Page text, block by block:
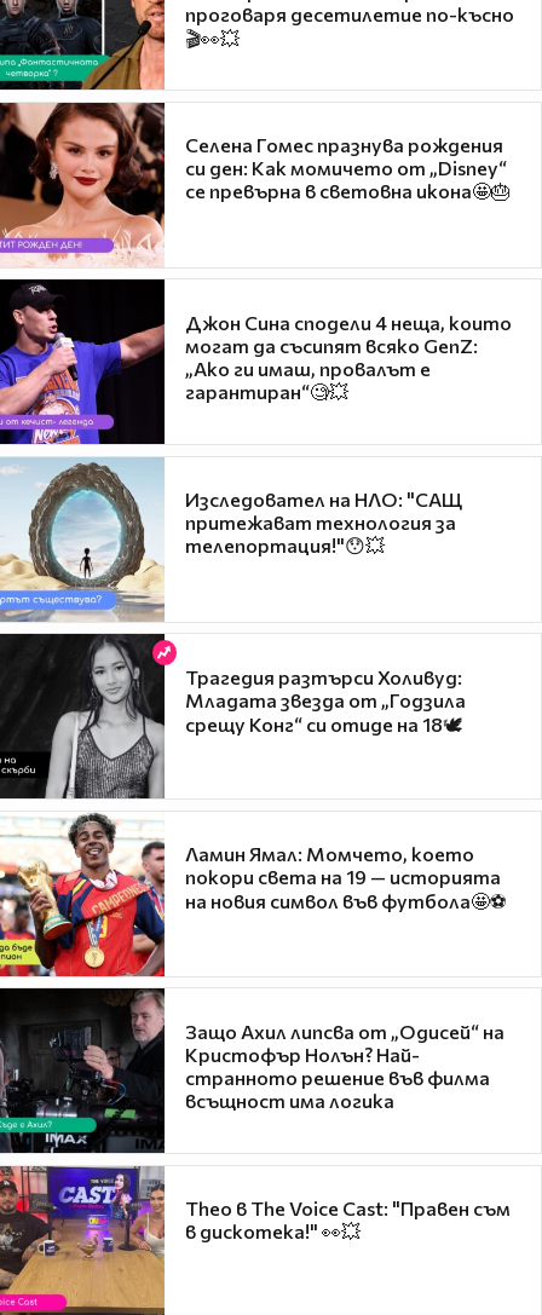
проговаря десетилетие по-късно
🎬👀💥
Селена Гомес празнува рождения
си ден: Как момичето от „Disney“
се превърна в световна икона🤩🎂
Джон Сина сподели 4 неща, които
могат да съсипят всяко GenZ:
„Ако ги имаш, провалът е
гарантиран“🧐💥
Изследовател на НЛО: "САЩ
притежават технология за
телепортация!"😯💥
Трагедия разтърси Холивуд:
Младата звезда от „Годзила
срещу Конг“ си отиде на 18🕊️
Ламин Ямал: Момчето, което
покори света на 19 — историята
на новия символ във футбола🤩⚽
Защо Ахил липсва от „Одисей“ на
Кристофър Нолън? Най-
странното решение във филма
всъщност има логика
Theo в The Voice Cast: "Правен съм
в дискотека!" 👀💥